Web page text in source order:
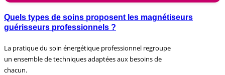
Quels types de soins proposent les magnétiseurs
guérisseurs professionnels ?
La pratique du soin énergétique professionnel regroupe
un ensemble de techniques adaptées aux besoins de
chacun.